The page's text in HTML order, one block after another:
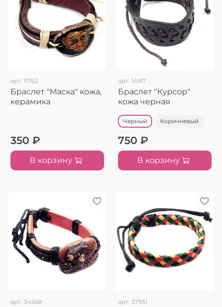
арт. 11762
Браслет "Маска" кожа,
керамика
350 ₽
В корзину
арт. 14917
Браслет "Курсор"
кожа черная
Черный Коричневый
750 ₽
В корзину
арт. 34568 арт. 37931